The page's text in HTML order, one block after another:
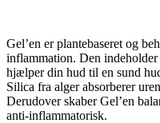
Gel’en er plantebaseret og
inflammation. Den
hjælper din hud til en sund
Silica fra alger absorberer
Derudover skaber Gel’en
anti-inflammatorisk.